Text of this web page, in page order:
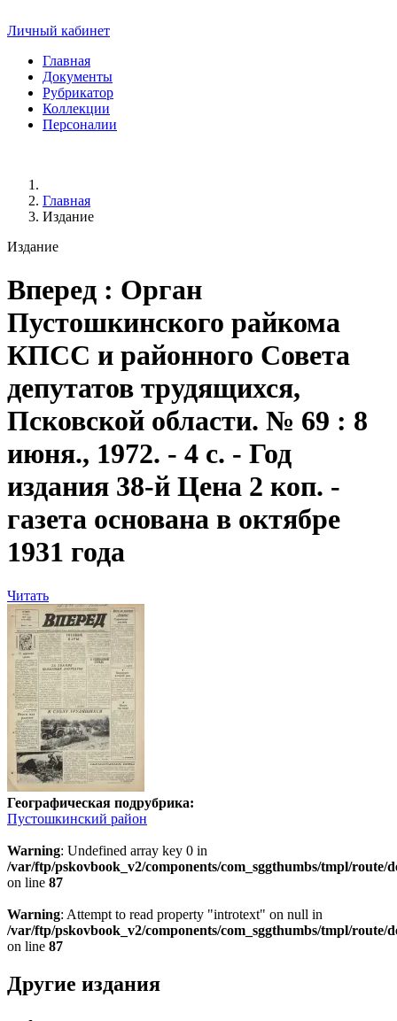
Личный кабинет
Главная
Документы
Рубрикатор
Коллекции
Персоналии
Главная
Издание
Издание
Вперед : Орган
Пустошкинского райкома
КПСС и районного Совета
депутатов трудящихся,
Псковской области. № 69 : 8
июня., 1972. - 4 с. - Год
издания 38-й Цена 2 коп. -
газета основана в октябре
1931 года
Читать
Географическая подрубрика:
Пустошкинский район
Warning: Undefined array key 0 in
/var/ftp/pskovbook_v2/components/com_sggthumbs/tmpl/route/
on line 87
Warning: Attempt to read property "introtext" on null in
/var/ftp/pskovbook_v2/components/com_sggthumbs/tmpl/route/
on line 87
Другие издания